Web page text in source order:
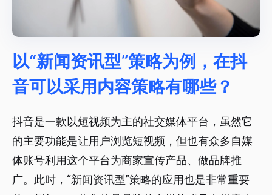
以“新闻资讯型”策略为例，在抖
音可以采用内容策略有哪些？
抖音是一款以短视频为主的社交媒体平台，虽然它
的主要功能是让用户浏览短视频，但也有众多自媒
体账号利用这个平台为商家宣传产品、做品牌推
广。此时，“新闻资讯型”策略的应用也是非常重要